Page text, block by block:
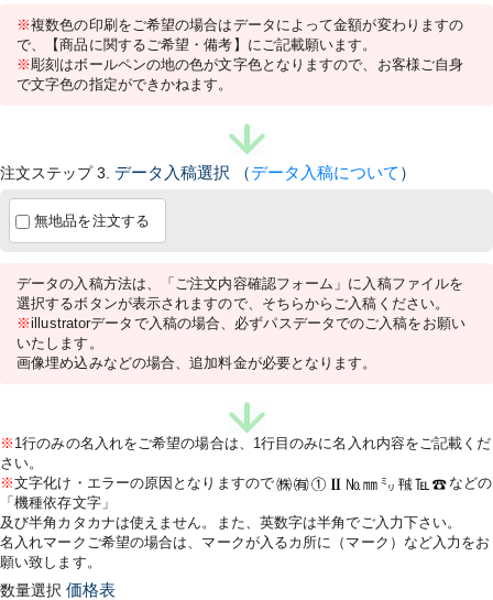
※複数色の印刷をご希望の場合はデータによって金額が変わりますの
で、【商品に関するご希望・備考】にご記載願います。
※彫刻はボールペンの地の色が文字色となりますので、お客様ご自身
で文字色の指定ができかねます。
注文ステップ 3. データ入稿選択 （データ入稿について ）
無地品を注文する
データの入稿方法は、「ご注文内容確認フォーム」に入稿ファイルを
選択するボタンが表示されますので、そちらからご入稿ください。
※illustratorデータで入稿の場合、必ずパスデータでのご入稿をお願い
いたします。
画像埋め込みなどの場合、追加料金が必要となります。
※ 1行のみの名入れをご希望の場合は、1行目のみに名入れ内容をご記載くだ
さい。
※文字化け・エラーの原因となりますので
などの
「機種依存文字」
及び半角カタカナは使えません。また、英数字は半角でご入力下さい。
名入れマークご希望の場合は、マークが入るカ所に（マーク）など入力をお
願い致します。
数量選択 価格表